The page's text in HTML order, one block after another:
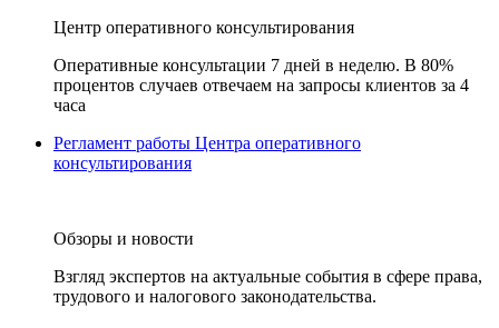
Центр оперативного консультирования
Оперативные консультации 7 дней в неделю. В 80%
процентов случаев отвечаем на запросы клиентов за 4
часа
Регламент работы Центра оперативного
консультирования
Обзоры и новости
Взгляд экспертов на актуальные события в сфере права,
трудового и налогового законодательства.